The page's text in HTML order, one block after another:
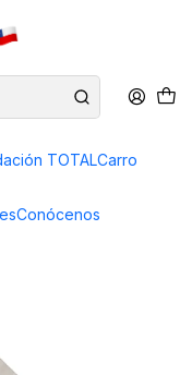
TOTALCarro
Conócenos
VALLORBE